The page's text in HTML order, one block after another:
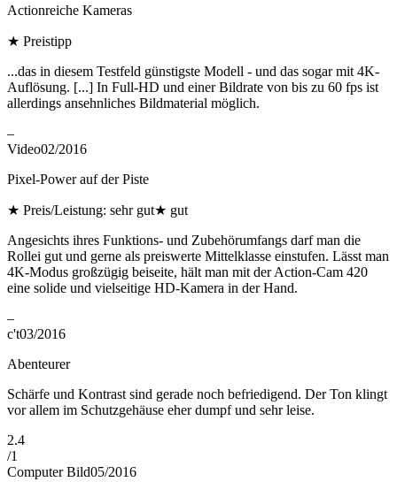
Actionreiche Kameras
★ Preistipp
...das in diesem Testfeld günstigste Modell - und das sogar mit 4K-
Auflösung. [...] In Full-HD und einer Bildrate von bis zu 60 fps ist
allerdings ansehnliches Bildmaterial möglich.
–
Video02/2016
Pixel-Power auf der Piste
★ Preis/Leistung: sehr gut★ gut
Angesichts ihres Funktions- und Zubehörumfangs darf man die
Rollei gut und gerne als preiswerte Mittelklasse einstufen. Lässt man
4K-Modus großzügig beiseite, hält man mit der Action-Cam 420
eine solide und vielseitige HD-Kamera in der Hand.
–
c't03/2016
Abenteurer
Schärfe und Kontrast sind gerade noch befriedigend. Der Ton klingt
vor allem im Schutzgehäuse eher dumpf und sehr leise.
2.4
/1
Computer Bild05/2016